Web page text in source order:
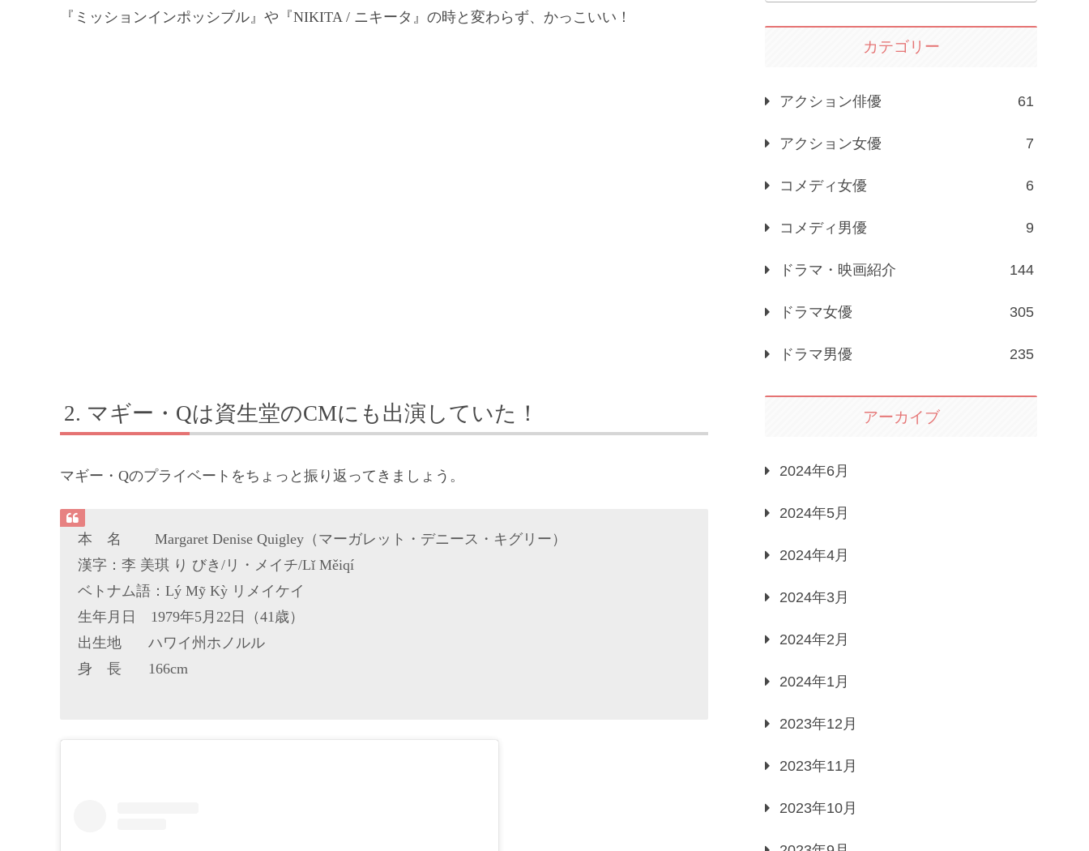
『ミッションインポッシブル』や『NIKITA / ニキータ』の時と変わらず、かっこいい！
マギー・Qは資生堂のCMにも出演していた！
マギー・Qのプライベートをちょっと振り返ってきましょう。
本 名 Margaret Denise Quigley（マーガレット・デニース・キグリー）
漢字：李 美琪 り びき/リ・メイチ/Lǐ Měiqí
ベトナム語：Lý Mỹ Kỳ リメイケイ
生年月日 1979年5月22日（41歳）
出生地 ハワイ州ホノルル
身 長 166cm
カテゴリー
アクション俳優 61
アクション女優 7
コメディ女優 6
コメディ男優 9
ドラマ・映画紹介 144
ドラマ女優 305
ドラマ男優 235
アーカイブ
2024年6月
2024年5月
2024年4月
2024年3月
2024年2月
2024年1月
2023年12月
2023年11月
2023年10月